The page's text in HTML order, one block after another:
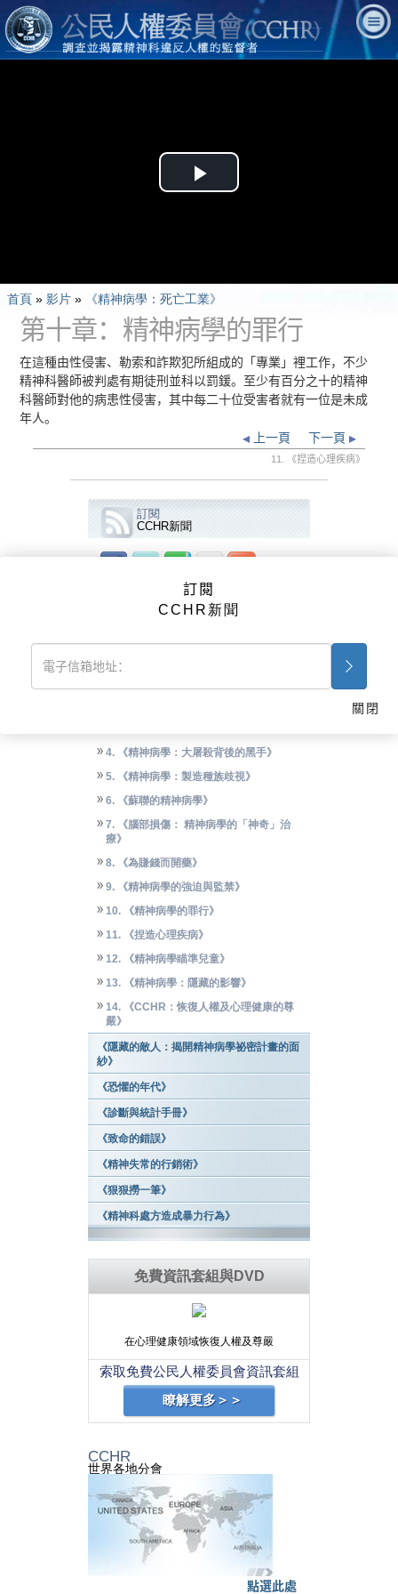
Play
首頁 » 影片 » 《精神病學：死亡工業》
第十章：精神病學的罪行
在這種由性侵害、勒索和詐欺犯所組成的「專業」裡工作，不少
精神科醫師被判處有期徒刑並科以罰鍰。至少有百分之十的精神
科醫師對他的病患性侵害，其中每二十位受害者就有一位是未成
年人。
下一頁
上一頁
11. 《捏造心理疾病》
訂閱
CCHR新聞
4. 《精神病學：大屠殺背後的黑手》
5. 《精神病學：製造種族歧視》
6. 《蘇聯的精神病學》
7. 《腦部損傷： 精神病學的「神奇」治
療》
8. 《為賺錢而開藥》
9. 《精神病學的強迫與監禁》
10. 《精神病學的罪行》
11. 《捏造心理疾病》
12. 《精神病學瞄準兒童》
13. 《精神病學：隱藏的影響》
14. 《CCHR：恢復人權及心理健康的尊
嚴》
《隱藏的敵人：揭開精神病學祕密計畫的面
紗》
《恐懼的年代》
《診斷與統計手冊》
《致命的錯誤》
《精神失常的行銷術》
《狠狠撈一筆》
《精神科處方造成暴力行為》
免費資訊套組與DVD
在心理健康領域恢復人權及尊嚴
索取免費公民人權委員會資訊套組
瞭解更多＞＞
CCHR
世界各地分會
點選此處
訂閱
CCHR新聞
關閉